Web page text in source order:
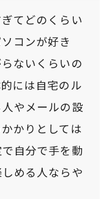
てどのくらい
コンが好き
ないくらいの
には自宅のル
やメールの設
かりとしては
自分で手を動
める人ならや